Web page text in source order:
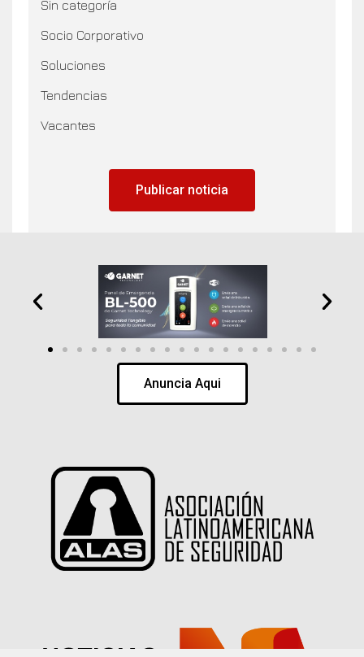
Sin categoría
Socio Corporativo
Soluciones
Tendencias
Vacantes
Publicar noticia
Anuncia Aqui